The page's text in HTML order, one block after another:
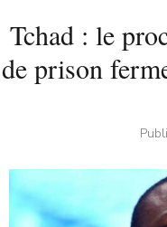
Tchad : le
de prison